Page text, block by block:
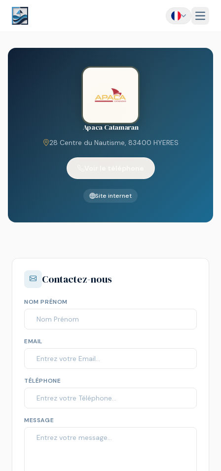
Menu
Apaca Catamaran
28 Centre du Nautisme, 83400 HYERES
Site internet
Contactez-nous
NOM PRÉNOM
EMAIL
TÉLÉPHONE
MESSAGE